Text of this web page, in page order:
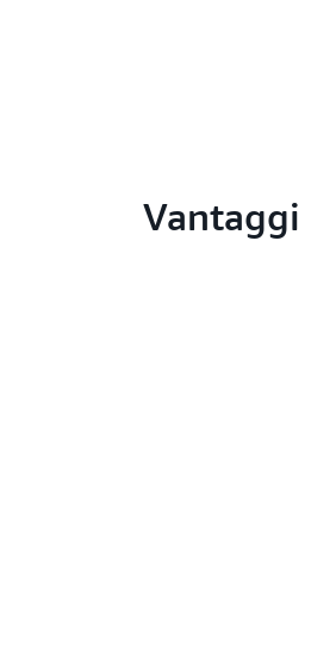
Vantaggi